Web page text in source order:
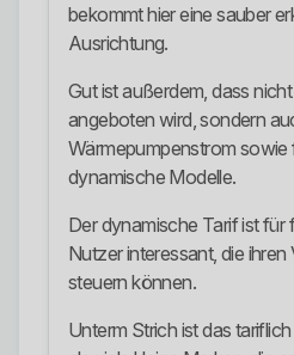
bekommt hier eine sauber
Ausrichtung.
Gut ist außerdem, dass
angeboten wird, sondern
Wärmepumpenstrom sowie
dynamische Modelle.
Der dynamische Tarif ist für
Nutzer interessant, die
steuern können.
Unterm Strich ist das